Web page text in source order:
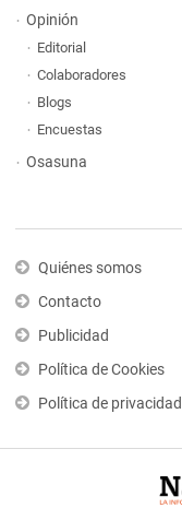
Opinión
Editorial
Colaboradores
Blogs
Encuestas
Osasuna
Quiénes somos
Contacto
Publicidad
Política de Cookies
Política de privacidad